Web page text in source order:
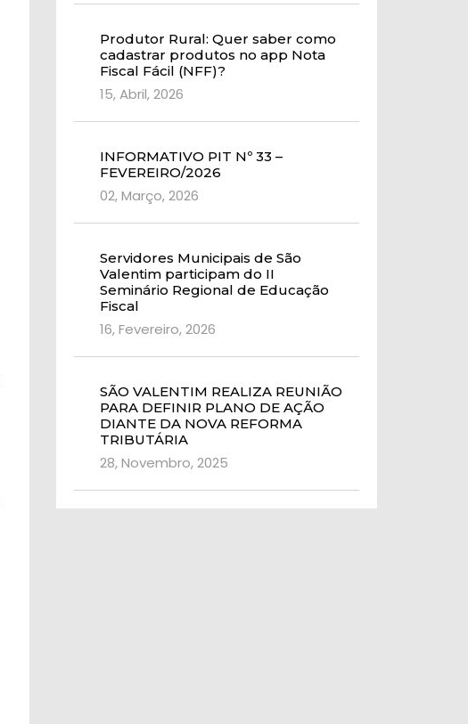
Produtor Rural: Quer saber como
cadastrar produtos no app Nota
Fiscal Fácil (NFF)?
15, Abril, 2026
INFORMATIVO PIT Nº 33 –
FEVEREIRO/2026
02, Março, 2026
Servidores Municipais de São
Valentim participam do II
Seminário Regional de Educação
Fiscal
16, Fevereiro, 2026
SÃO VALENTIM REALIZA REUNIÃO
PARA DEFINIR PLANO DE AÇÃO
DIANTE DA NOVA REFORMA
TRIBUTÁRIA
28, Novembro, 2025